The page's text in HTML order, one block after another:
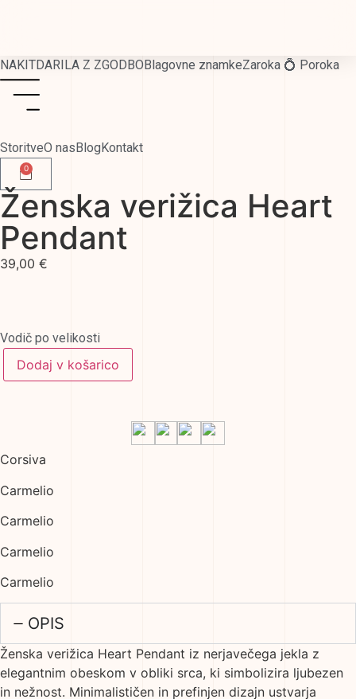
NAKITDARILA Z ZGODBOBlagovne znamkeZaroka 💍 Poroka
StoritveO nasBlogKontakt
0
Ženska verižica Heart
Pendant
39,00 €
Vodič po velikosti
Dodaj v košarico
Corsiva
Carmelio
Carmelio
Carmelio
Carmelio
OPIS
Ženska verižica Heart Pendant iz nerjavečega jekla z
elegantnim obeskom v obliki srca, ki simbolizira ljubezen
in nežnost. Minimalističen in prefinjen dizajn ustvarja